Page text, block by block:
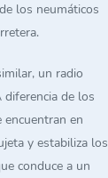
los neumáticos
un radio
diferencia de los
en
y estabiliza los
conduce a un